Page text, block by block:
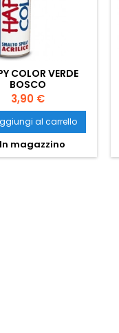
COLOR VERDE
BOSCO
Prezzo
3,90 €
al carrello
In magazzino